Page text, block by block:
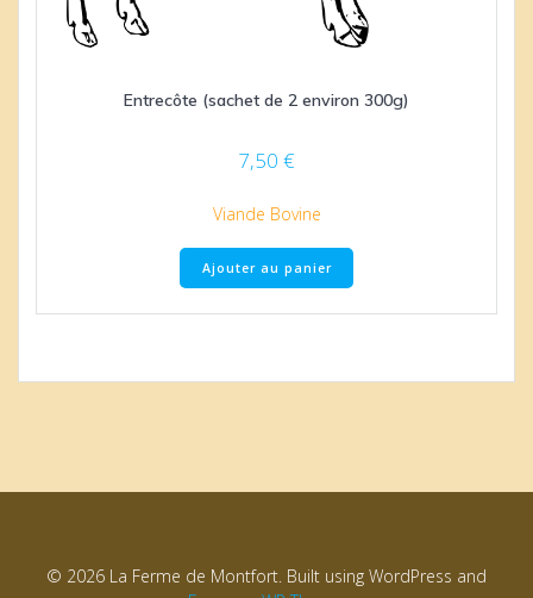
Entrecôte (sachet de 2 environ 300g)
7,50 €
Viande Bovine
Ajouter au panier
© 2026 La Ferme de Montfort. Built using WordPress and